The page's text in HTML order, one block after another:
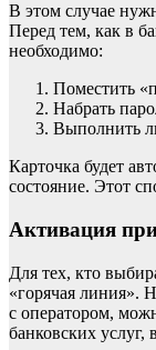
В этом случае
Перед тем, как в
необходимо:
Поместить
Набрать
Выполнить
Карточка будет
состояние. Этот
Активация
Для тех, кто
«горячая линия».
с оператором,
банковских услуг,